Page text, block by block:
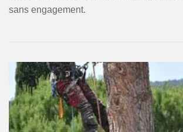
sans engagement.